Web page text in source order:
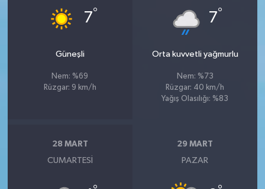
7°
Güneşli
Nem: %69
Rüzgar: 9 km/h
7°
Orta kuvvetli yağmurlu
Nem: %73
Rüzgar: 40 km/h
Yağış Olasılığı: %83
28 MART
CUMARTESI
29 MART
PAZAR